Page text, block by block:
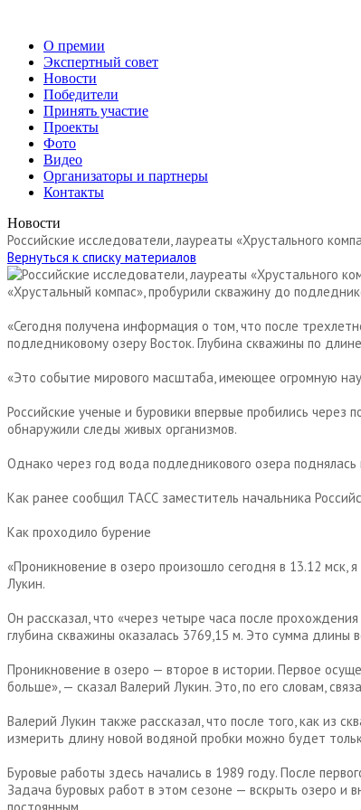
О премии
Экспертный совет
Новости
Победители
Принять участие
Проекты
Фото
Видео
Организаторы и партнеры
Контакты
Новости
Российские исследователи, лауреаты «Хрустального
Вернуться к списку материалов
«Хрустальный компас», пробурили скважину до
«Сегодня получена информация о том, что после
подледниковому озеру Восток. Глубина скважины по
«Это событие мирового масштаба, имеющее огромную
Российские ученые и буровики впервые пробились
обнаружили следы живых организмов.
Однако через год вода подледникового озера
Как ранее сообщил ТАСС заместитель начальника
Как проходило бурение
«Проникновение в озеро произошло сегодня в 13.12 мск,
Лукин.
Он рассказал, что «через четыре часа после
глубина скважины оказалась 3769,15 м. Это сумма длины
Проникновение в озеро — второе в истории. Первое
больше», — сказал Валерий Лукин. Это, по его словам,
Валерий Лукин также рассказал, что после того, как из
измерить длину новой водяной пробки можно будет
Буровые работы здесь начались в 1989 году. После
Задача буровых работ в этом сезоне — вскрыть озеро и